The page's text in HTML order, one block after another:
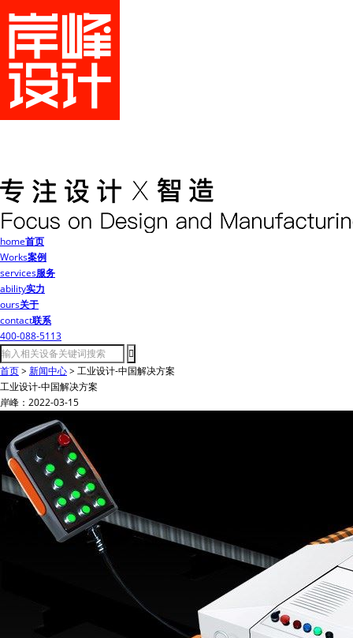
home首页
Works案例
services服务
ability实力
ours关于
contact联系
400-088-5113
首页> 新闻中心> 工业设计-中国解决方案
工业设计-中国解决方案
岸峰：2022-03-15